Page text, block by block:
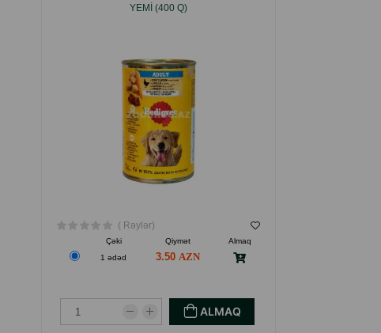
YEMI (400 Q)
( Rəylər)
Çəki Qiymət
Almaq
1 ədəd
3.50
ALMAQ